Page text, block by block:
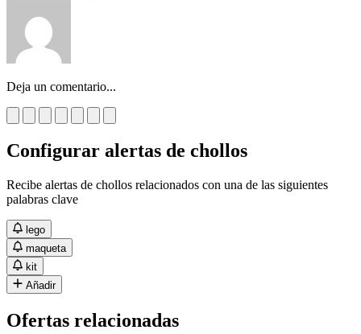
Deja un comentario...
Configurar alertas de chollos
Recibe alertas de chollos relacionados con una de las siguientes
palabras clave
lego
maqueta
kit
Añadir
Ofertas relacionadas